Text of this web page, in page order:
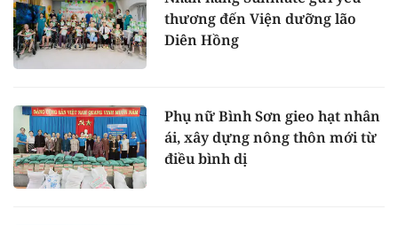
thương đến Viện dưỡng lão
Diên Hồng
Phụ nữ Bình Sơn gieo hạt nhân
ái, xây dựng nông thôn mới từ
điều bình dị